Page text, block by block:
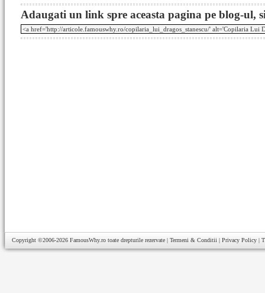
Adaugati un link spre aceasta pagina pe blog-ul,
Copyright ©2006-2026 FamousWhy.ro toate drepturile rezervate | Termeni & Conditii | Privacy Policy |